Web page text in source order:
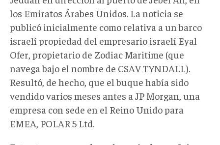
los Emiratos Árabes Unidos. La noticia se
publicó inicialmente como relativa a un barco
israelí propiedad del empresario israelí Eyal
Ofer, propietario de Zodiac Maritime (que
navega bajo el nombre de CSAV TYNDALL).
Resultó, de hecho, que el buque había sido
vendido varios meses antes a JP Morgan, una
empresa con sede en el Reino Unido para
EMEA, POLAR 5 Ltd.